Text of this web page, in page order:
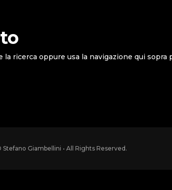
ricerca oppure usa la navigazione qui sopra
Stefano Giambellini • All Rights Reserved.